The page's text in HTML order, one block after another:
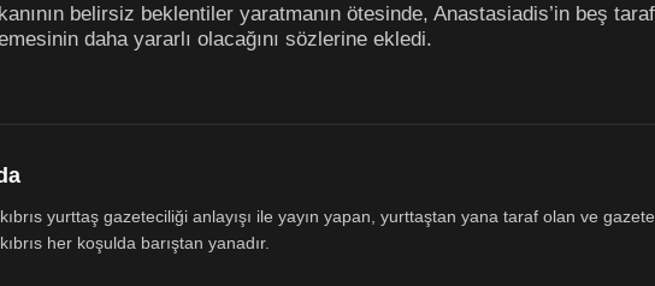
belirsiz beklentiler yaratmanın ötesinde, Anastasiadis’in beş
daha yararlı olacağını sözlerine ekledi.
yurttaş gazeteciliği anlayışı ile yayın yapan, yurttaştan yana taraf olan ve
her koşulda barıştan yanadır.